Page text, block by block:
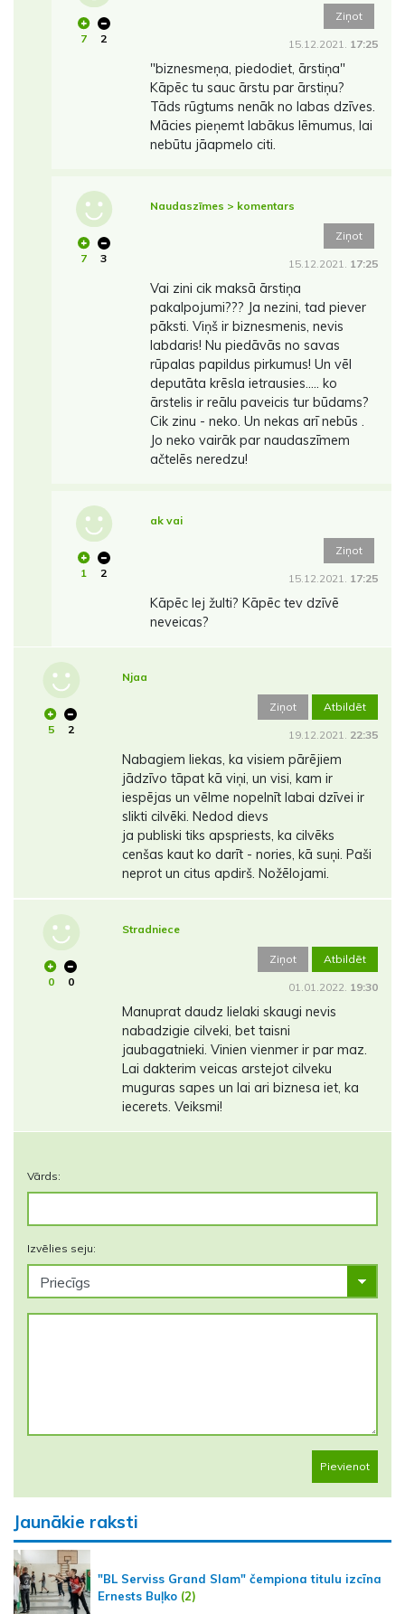
7 2
Ziņot
15.12.2021. 17:25
"biznesmeņa, piedodiet, ārstiņa"
Kāpēc tu sauc ārstu par ārstiņu?
Tāds rūgtums nenāk no labas dzīves.
Mācies pieņemt labākus lēmumus, lai
nebūtu jāapmelo citi.
7 3
Naudaszīmes > komentars
Ziņot
15.12.2021. 17:25
Vai zini cik maksā ārstiņa
pakalpojumi??? Ja nezini, tad piever
pāksti. Viņš ir biznesmenis, nevis
labdaris! Nu piedāvās no savas
rūpalas papildus pirkumus! Un vēl
deputāta krēsla ietrausies..... ko
ārstelis ir reālu paveicis tur būdams?
Cik zinu - neko. Un nekas arī nebūs .
Jo neko vairāk par naudaszīmem
ačtelēs neredzu!
1 2
ak vai
Ziņot
15.12.2021. 17:25
Kāpēc lej žulti? Kāpēc tev dzīvē
neveicas?
5 2
Njaa
Ziņot Atbildēt
19.12.2021. 22:35
Nabagiem liekas, ka visiem pārējiem
jādzīvo tāpat kā viņi, un visi, kam ir
iespējas un vēlme nopelnīt labai dzīvei ir
slikti cilvēki. Nedod dievs
ja publiski tiks apspriests, ka cilvēks
cenšas kaut ko darīt - nories, kā suņi. Paši
neprot un citus apdirš. Nožēlojami.
0 0
Stradniece
Ziņot Atbildēt
01.01.2022. 19:30
Manuprat daudz lielaki skaugi nevis
nabadzigie cilveki, bet taisni
jaubagatnieki. Vinien vienmer ir par maz.
Lai dakterim veicas arstejot cilveku
muguras sapes un lai ari biznesa iet, ka
iecerets. Veiksmi!
Vārds:
Izvēlies seju:
Pievienot
Jaunākie raksti
"BL Serviss Grand Slam" čempiona titulu izcīna
Ernests Buļko (2)